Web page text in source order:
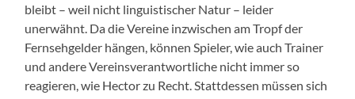
bleibt – weil nicht linguistischer Natur – leider
unerwähnt. Da die Vereine inzwischen am Tropf der
Fernsehgelder hängen, können Spieler, wie auch Trainer
und andere Vereinsverantwortliche nicht immer so
reagieren, wie Hector zu Recht. Stattdessen müssen sich